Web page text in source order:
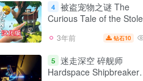
4 被盗宠物之谜 The
Curious Tale of the
3年前 钻石10
5 迷走深空 碎舰师
Hardspace Shipbreaker
Tale Adventures
1年前 钻石8
4
被盗宠物之谜 The
Curious Tale of the Stolen
Pets
3年前 钻石10